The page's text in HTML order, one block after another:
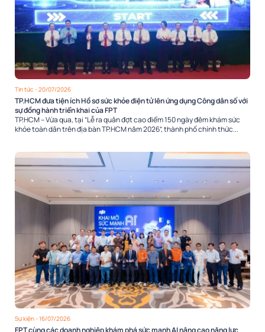
Tin tức - 20/07/2026
TP.HCM đưa tiện ích Hồ sơ sức khỏe điện tử lên ứng dụng Công dân số với
sự đồng hành triển khai của FPT
TP.HCM – Vừa qua, tại “Lễ ra quân đợt cao điểm 150 ngày đêm khám sức
khỏe toàn dân trên địa bàn TP.HCM năm 2026”, thành phố chính thức...
Sự kiện- 16/07/2026
FPT cùng các doanh nghiệp khám phá sức mạnh AI nâng cao năng lực